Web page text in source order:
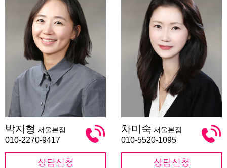
지
형
박지형 서울본점
010-2270-9417
상담신청
미
숙
차미숙 서울본점
010-5520-1095
상담신청